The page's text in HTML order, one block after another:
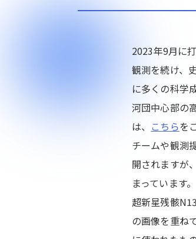
2023年9月に
観測を続け、
に多くの科学
河団中心部の
は、 こちらを
チームや観測
開されますが
まっています
超新星残骸
の画像を重ね